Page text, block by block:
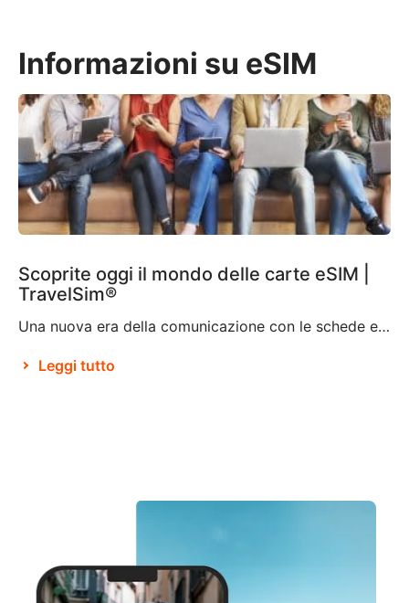
Informazioni su eSIM
Scoprite oggi il mondo delle carte eSIM |
TravelSim®
Una nuova era della comunicazione con le schede eSIM Stando a Brian X. Chen, autore principale di tecnologia di consumo presso il New York Times, tra non molto “la scheda SIM fisica non esisterà più“. Ciò pare sia dovuto alla decisione di Apple di eliminare il vassoio della scheda SIM dall’iPhone 14, rendendolo il primo […]
Leggi tutto